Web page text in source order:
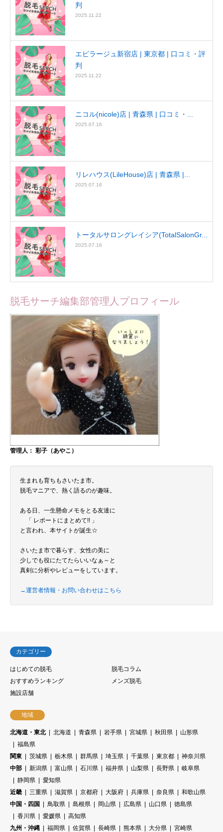
判
2025.11.22
エピラージュ新宿店 | 東京都 | 口コミ・評
判
2025.11.22
ニコル(nicole)店 | 青森県 | 口コミ・...
2025.07.16
リレハウス(LileHouse)店 | 青森県 |...
2025.07.16
トータルサロングレイシア(TotalSalonGr...
2025.07.16
脱毛サーチ編集部管理人プロフィール
管理人： 彩子（あやこ）
生まれも育ちもさいたま市。
脱毛マニアで、熱く語るのが趣味。
ある日、一生懸命メモをとる友達に
「 レポートにまとめて!! 」
と言われ、本サイトが誕生☆
さいたま市で暮らす、女性の美に
少しでも役にたてたらいいなぁ～と
真剣に分析やレビューをしています。
→運営者情報・お問い合わせはこちら
カテゴリー
はじめての脱毛
脱毛コラム
おすすめランキング
メンズ脱毛
施設店舗
地域
北海道・東北 北海道 青森県 岩手県 宮城県 秋田県
山形県
福島県
関東
茨城県 栃木県 群馬県 埼玉県 千葉県 東京都
神奈川県
中部
新潟県 富山県 石川県 福井県 山梨県 長野県
岐阜県
静岡県
愛知県
近畿
三重県 滋賀県 京都府 大阪府 兵庫県 奈良県
和歌山県
中国・四国
鳥取県 島根県 岡山県 広島県 山口県
徳島県
香川県
愛媛県
高知県
九州・沖縄
福岡県 佐賀県 長崎県 熊本県 大分県 宮崎県